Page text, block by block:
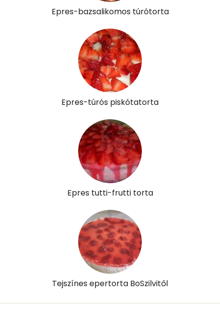
Epres-bazsalikomos túrótorta
Epres-túrós piskótatorta
Epres tutti-frutti torta
Tejszínes epertorta BoSzilvitől